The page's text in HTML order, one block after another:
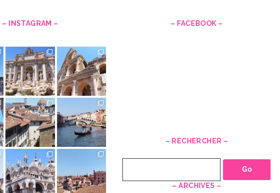
– INSTAGRAM – – FACEBOOK –
– RECHERCHER –
– ARCHIVES –